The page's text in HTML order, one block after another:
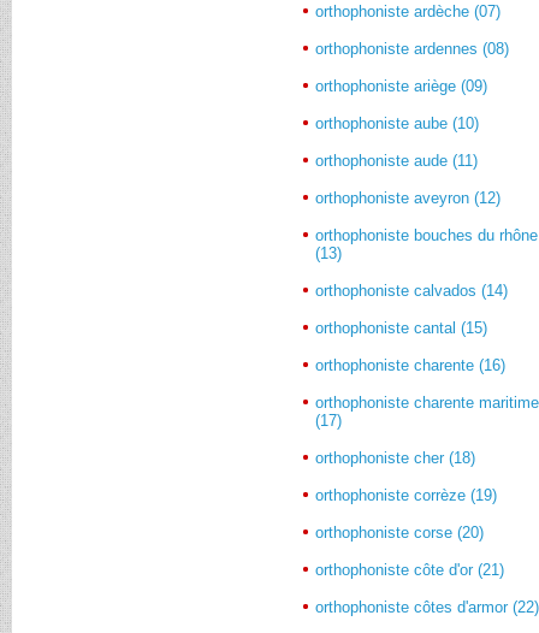
orthophoniste ardèche (07)
orthophoniste ardennes (08)
orthophoniste ariège (09)
orthophoniste aube (10)
orthophoniste aude (11)
orthophoniste aveyron (12)
orthophoniste bouches du rhône
(13)
orthophoniste calvados (14)
orthophoniste cantal (15)
orthophoniste charente (16)
orthophoniste charente maritime
(17)
orthophoniste cher (18)
orthophoniste corrèze (19)
orthophoniste corse (20)
orthophoniste côte d'or (21)
orthophoniste côtes d'armor (22)